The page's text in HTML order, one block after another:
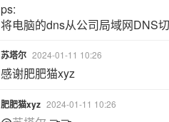
ps:
将电脑的dns从公司局域网DNS
苏塔尔 2024-01-11 10:26
感谢肥肥猫xyz
肥肥猫xyz 2024-01-11 10:26